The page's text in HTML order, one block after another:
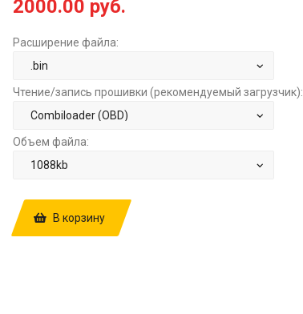
2000.00 руб.
Расширение файла:
Чтение/запись прошивки (рекомендуемый загрузчик):
Объем файла:
В корзину